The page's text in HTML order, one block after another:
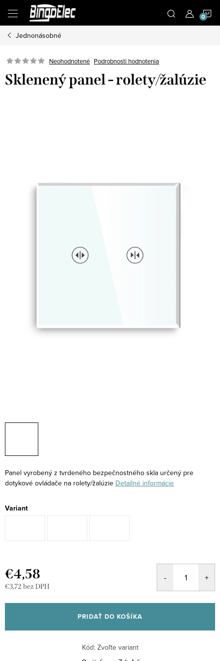
obsah
Jednonásobné
Neohodnotené Podrobnosti hodnotenia
Sklenený panel - rolety/žalúzie
Panel vyrobený z tvrdeného bezpečnostného skla určený pre
dotykové ovládače na rolety/žalúzie Detailné informácie
Variant
€4,58
€3,72 bez DPH
cena:
PRIDAŤ DO KOŠÍKA
Kód: Zvoľte variant